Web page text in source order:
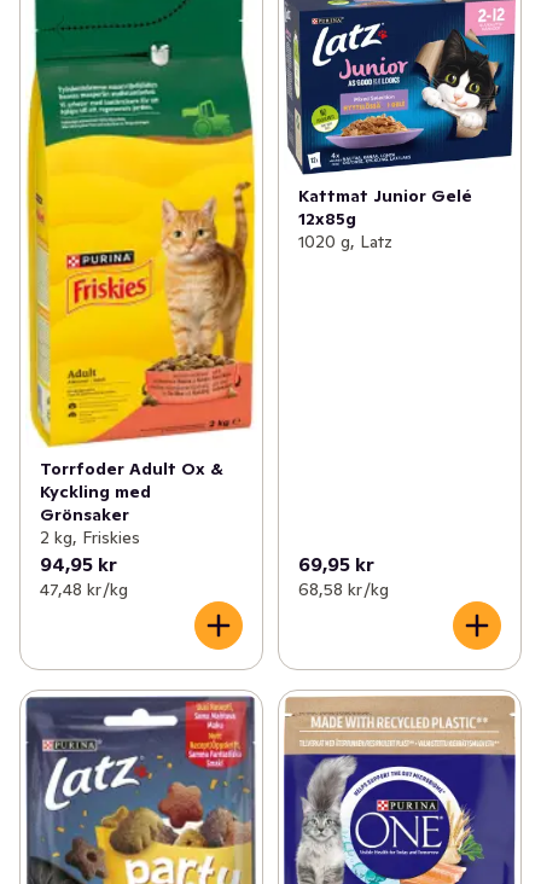
Torrfoder Adult Ox &
Kyckling med
Grönsaker
2 kg, Friskies
94,95 kr
47,48 kr /kg
Kattmat Junior Gelé
12x85g
1020 g, Latz
69,95 kr
68,58 kr /kg